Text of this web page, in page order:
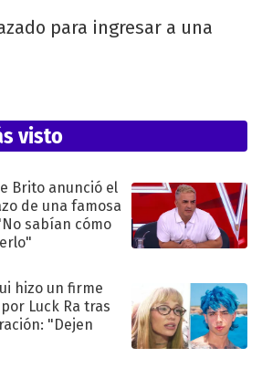
para ingresar a una
visto
Brito anunció el
de una famosa
sabían cómo
hizo un firme
Luck Ra tras
"Dejen